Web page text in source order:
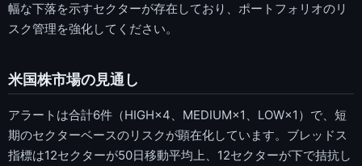
幅な下落を示すセクターが存在しており、ポートフォリオのリ
スク管理を強化してください。
米国株市場の見通し
アラートは合計6件（HIGH×4、MEDIUM×1、LOW×1）で、短
期のセクターベースのリスクが顕在化しています。ブレッドス
指標は12セクターが50日移動平均上、12セクターが下で拮抗し